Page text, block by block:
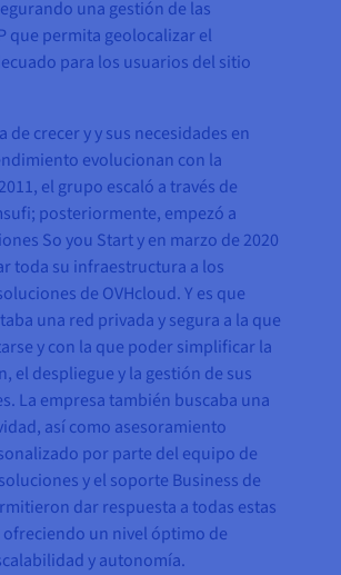
una gestión de las
que permita geolocalizar el
para los usuarios del sitio
de crecer y y sus necesidades en
evolucionan con la
el grupo escaló a través de
posteriormente, empezó a
So you Start y en marzo de 2020
toda su infraestructura a los
de OVHcloud. Y es que
una red privada y segura a la que
y con la que poder simplificar la
el despliegue y la gestión de sus
La empresa también buscaba una
así como asesoramiento
por parte del equipo de
y el soporte Business de
dar respuesta a todas estas
ofreciendo un nivel óptimo de
y autonomía.